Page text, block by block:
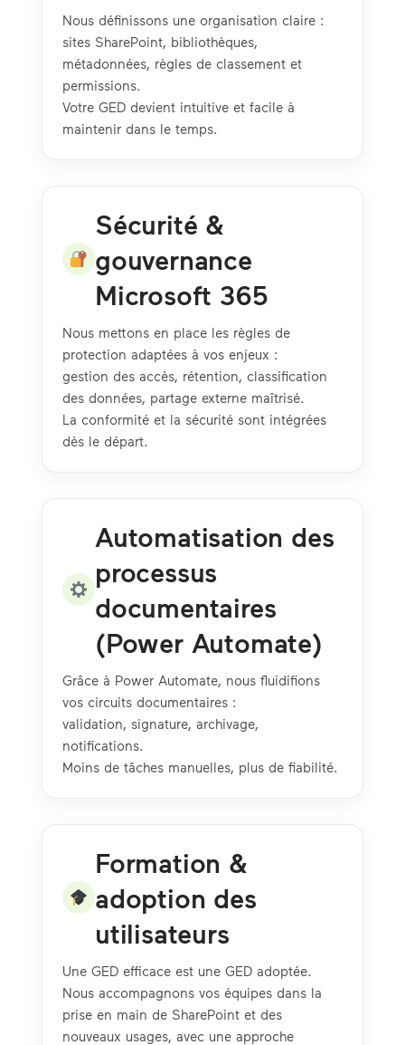
Nous définissons une organisation claire :
sites SharePoint, bibliothèques,
métadonnées, règles de classement et
permissions.
Votre GED devient intuitive et facile à
maintenir dans le temps.
Sécurité &
gouvernance
Microsoft 365
Nous mettons en place les règles de
protection adaptées à vos enjeux :
gestion des accès, rétention, classification
des données, partage externe maîtrisé.
La conformité et la sécurité sont intégrées
dès le départ.
Automatisation des
processus
documentaires
(Power Automate)
Grâce à Power Automate, nous fluidifions
vos circuits documentaires :
validation, signature, archivage,
notifications.
Moins de tâches manuelles, plus de fiabilité.
Formation &
adoption des
utilisateurs
Une GED efficace est une GED adoptée.
Nous accompagnons vos équipes dans la
prise en main de SharePoint et des
nouveaux usages, avec une approche